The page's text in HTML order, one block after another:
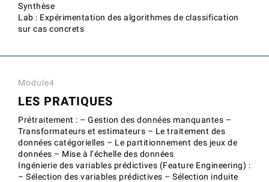
Synthèse
Lab : Expérimentation des algorithmes de classification
sur cas concrets
Module4
LES PRATIQUES
Prétraitement : – Gestion des données manquantes –
Transformateurs et estimateurs – Le traitement des
données catégorielles – Le partitionnement des jeux de
données – Mise à l’échelle des données
Ingénierie des variables prédictives (Feature Engineering) :
– Sélection des variables prédictives – Sélection induite